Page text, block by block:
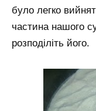
було легко
частина нашого
розподіліть його.